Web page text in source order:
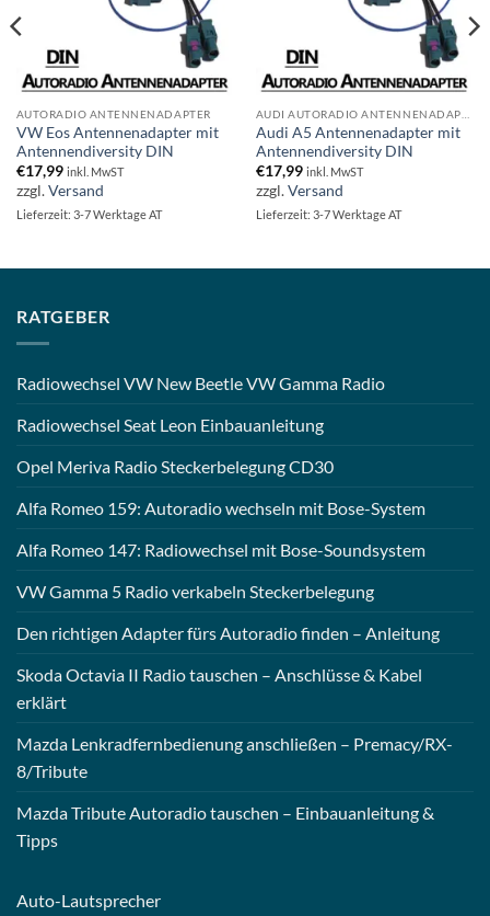
AUTORADIO ANTENNENADAPTER
VW Eos Antennenadapter mit
Antennendiversity DIN
€17,99 inkl. MwST
zzgl.Versand
Lieferzeit: 3-7 Werktage AT
Audi A5 Antennenadapter mit
Antennendiversity DIN
€17,99 inkl. MwST
zzgl.Versand
Lieferzeit: 3-7 Werktage AT
RATGEBER
Radiowechsel VW New Beetle VW Gamma Radio
Radiowechsel Seat Leon Einbauanleitung
Opel Meriva Radio Steckerbelegung CD30
Alfa Romeo 159: Autoradio wechseln mit Bose-System
Alfa Romeo 147: Radiowechsel mit Bose-Soundsystem
VW Gamma 5 Radio verkabeln Steckerbelegung
Den richtigen Adapter fürs Autoradio finden – Anleitung
Skoda Octavia II Radio tauschen – Anschlüsse & Kabel
erklärt
Mazda Lenkradfernbedienung anschließen – Premacy/RX-
8/Tribute
Mazda Tribute Autoradio tauschen – Einbauanleitung &
Tipps
Auto-Lautsprecher